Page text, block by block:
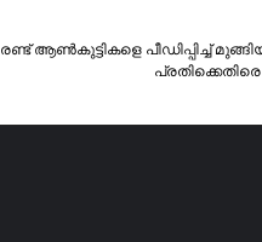
രണ്ട് ആൺകുട്ടികളെ പീഡിപ്പിച്ച്